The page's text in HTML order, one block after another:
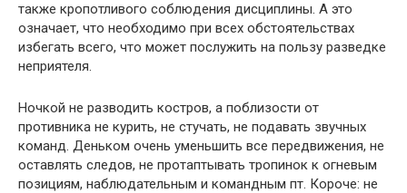
также кропотливого соблюдения дисциплины. А это
означает, что необходимо при всех обстоятельствах
избегать всего, что может послужить на пользу разведке
неприятеля.
Ночкой не разводить костров, а поблизости от
противника не курить, не стучать, не подавать звучных
команд. Деньком очень уменьшить все передвижения, не
оставлять следов, не протаптывать тропинок к огневым
позициям, наблюдательным и командным пт. Короче: не